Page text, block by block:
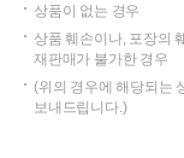
상품이 없는 경우
상품 훼손이나, 포장의
재판매가 불가한 경우
(위의 경우에 해당되는
보내드립니다.)